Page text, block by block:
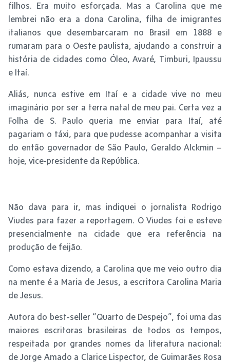
filhos. Era muito esforçada. Mas a Carolina que me
lembrei não era a dona Carolina, filha de imigrantes
italianos que desembarcaram no Brasil em 1888 e
rumaram para o Oeste paulista, ajudando a construir a
história de cidades como Óleo, Avaré, Timburi, Ipaussu
e Itaí.
Aliás, nunca estive em Itaí e a cidade vive no meu
imaginário por ser a terra natal de meu pai. Certa vez a
Folha de S. Paulo queria me enviar para Itaí, até
pagariam o táxi, para que pudesse acompanhar a visita
do então governador de São Paulo, Geraldo Alckmin –
hoje, vice-presidente da República.
Não dava para ir, mas indiquei o jornalista Rodrigo
Viudes para fazer a reportagem. O Viudes foi e esteve
presencialmente na cidade que era referência na
produção de feijão.
Como estava dizendo, a Carolina que me veio outro dia
na mente é a Maria de Jesus, a escritora Carolina Maria
de Jesus.
Autora do best-seller “Quarto de Despejo”, foi uma das
maiores escritoras brasileiras de todos os tempos,
respeitada por grandes nomes da literatura nacional:
de Jorge Amado a Clarice Lispector, de Guimarães Rosa